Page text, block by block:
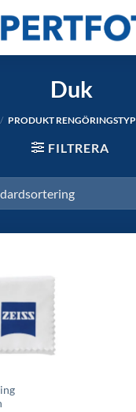
Duk
/ PRODUKT RENGÖRINGSTYP
FILTRERA